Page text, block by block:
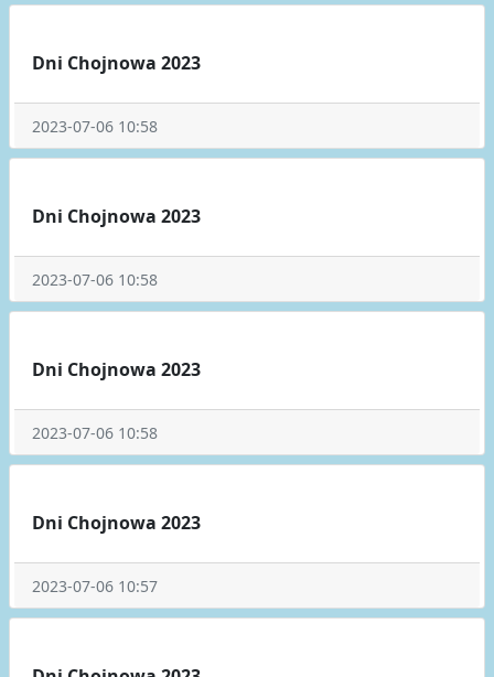
Dni Chojnowa 2023
2023-07-06 10:58
Dni Chojnowa 2023
2023-07-06 10:58
Dni Chojnowa 2023
2023-07-06 10:58
Dni Chojnowa 2023
2023-07-06 10:57